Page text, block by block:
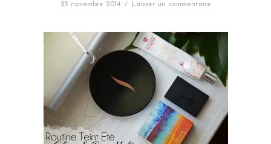
25 novembre 2014 / Laisser un commentaire